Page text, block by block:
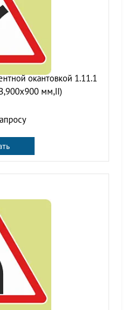
окантовкой 1.11.1
мм,II)